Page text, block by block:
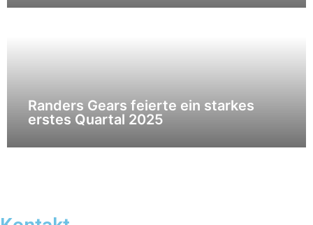
Randers Gears feierte ein starkes
erstes Quartal 2025